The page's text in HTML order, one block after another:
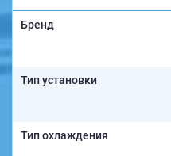
Бренд
Тип установки
Тип охлаждения